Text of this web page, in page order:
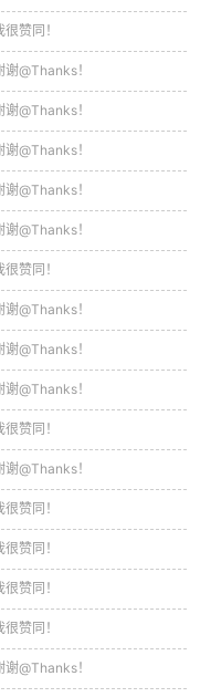
很赞同！
谢@Thanks！
谢@Thanks！
谢@Thanks！
谢@Thanks！
谢@Thanks！
很赞同！
谢@Thanks！
谢@Thanks！
谢@Thanks！
很赞同！
谢@Thanks！
很赞同！
很赞同！
很赞同！
很赞同！
谢@Thanks！